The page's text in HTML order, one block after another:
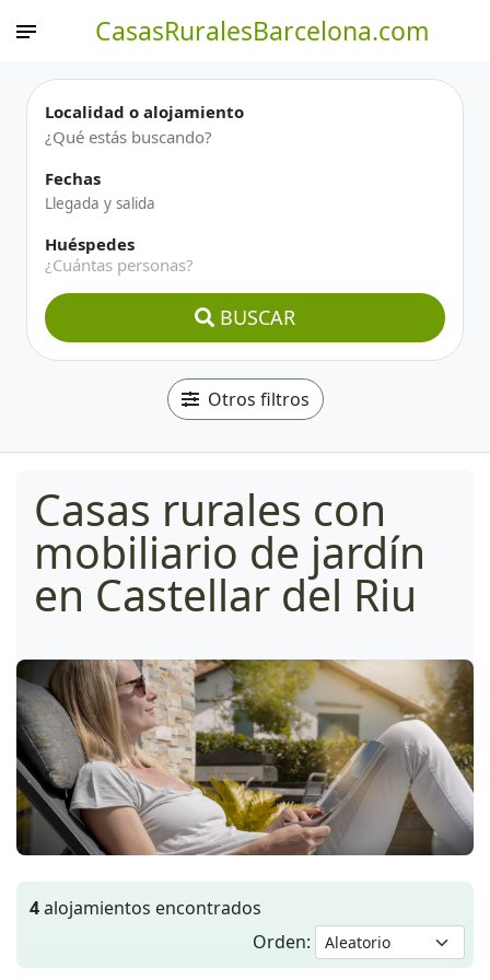
CasasRuralesBarcelona.com
Localidad o alojamiento
Fechas
Huéspedes
¿Cuántas personas?
BUSCAR
Otros filtros
Casas rurales con
mobiliario de jardín
en Castellar del Riu
4alojamientos encontrados
Orden: